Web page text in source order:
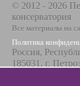
© 2012 - 2026
консерватория
Все материалы на
Политика
Россия,
185031, г.